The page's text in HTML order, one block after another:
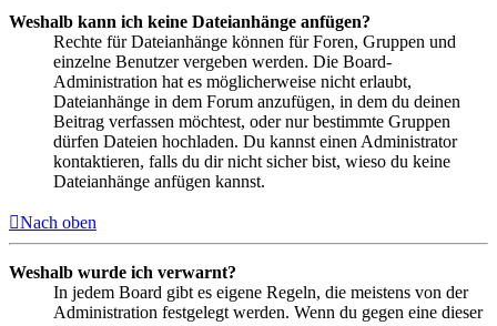
Weshalb kann ich keine Dateianhänge anfügen?
Rechte für Dateianhänge können für Foren, Gruppen und
einzelne Benutzer vergeben werden. Die Board-
Administration hat es möglicherweise nicht erlaubt,
Dateianhänge in dem Forum anzufügen, in dem du deinen
Beitrag verfassen möchtest, oder nur bestimmte Gruppen
dürfen Dateien hochladen. Du kannst einen Administrator
kontaktieren, falls du dir nicht sicher bist, wieso du keine
Dateianhänge anfügen kannst.
Nach oben
Weshalb wurde ich verwarnt?
In jedem Board gibt es eigene Regeln, die meistens von der
Administration festgelegt werden. Wenn du gegen eine dieser